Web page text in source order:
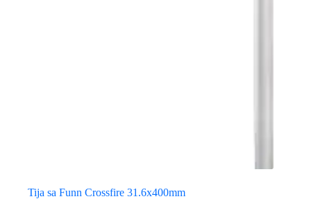
Tija sa Funn Crossfire 31.6x400mm